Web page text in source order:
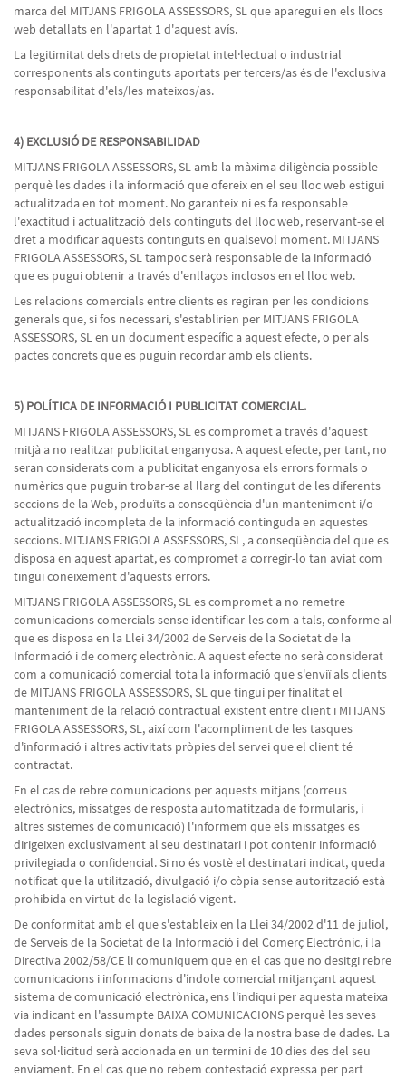
marca del MITJANS FRIGOLA ASSESSORS, SL que aparegui en els llocs
web detallats en l'apartat 1 d'aquest avís.
La legitimitat dels drets de propietat intel·lectual o industrial
corresponents als continguts aportats per tercers/as és de l'exclusiva
responsabilitat d'els/les mateixos/as.
4) EXCLUSIÓ DE RESPONSABILIDAD
MITJANS FRIGOLA ASSESSORS, SL amb la màxima diligència possible
perquè les dades i la informació que ofereix en el seu lloc web estigui
actualitzada en tot moment. No garanteix ni es fa responsable
l'exactitud i actualització dels continguts del lloc web, reservant-se el
dret a modificar aquests continguts en qualsevol moment. MITJANS
FRIGOLA ASSESSORS, SL tampoc serà responsable de la informació
que es pugui obtenir a través d'enllaços inclosos en el lloc web.
Les relacions comercials entre clients es regiran per les condicions
generals que, si fos necessari, s'establirien per MITJANS FRIGOLA
ASSESSORS, SL en un document específic a aquest efecte, o per als
pactes concrets que es puguin recordar amb els clients.
5) POLÍTICA DE INFORMACIÓ I PUBLICITAT COMERCIAL.
MITJANS FRIGOLA ASSESSORS, SL es compromet a través d'aquest
mitjà a no realitzar publicitat enganyosa. A aquest efecte, per tant, no
seran considerats com a publicitat enganyosa els errors formals o
numèrics que puguin trobar-se al llarg del contingut de les diferents
seccions de la Web, produïts a conseqüència d'un manteniment i/o
actualització incompleta de la informació continguda en aquestes
seccions. MITJANS FRIGOLA ASSESSORS, SL, a conseqüència del que es
disposa en aquest apartat, es compromet a corregir-lo tan aviat com
tingui coneixement d'aquests errors.
MITJANS FRIGOLA ASSESSORS, SL es compromet a no remetre
comunicacions comercials sense identificar-les com a tals, conforme al
que es disposa en la Llei 34/2002 de Serveis de la Societat de la
Informació i de comerç electrònic. A aquest efecte no serà considerat
com a comunicació comercial tota la informació que s'enviï als clients
de MITJANS FRIGOLA ASSESSORS, SL que tingui per finalitat el
manteniment de la relació contractual existent entre client i MITJANS
FRIGOLA ASSESSORS, SL, així com l'acompliment de les tasques
d'informació i altres activitats pròpies del servei que el client té
contractat.
En el cas de rebre comunicacions per aquests mitjans (correus
electrònics, missatges de resposta automatitzada de formularis, i
altres sistemes de comunicació) l'informem que els missatges es
dirigeixen exclusivament al seu destinatari i pot contenir informació
privilegiada o confidencial. Si no és vostè el destinatari indicat, queda
notificat que la utilització, divulgació i/o còpia sense autorització està
prohibida en virtut de la legislació vigent.
De conformitat amb el que s'estableix en la Llei 34/2002 d'11 de juliol,
de Serveis de la Societat de la Informació i del Comerç Electrònic, i la
Directiva 2002/58/CE li comuniquem que en el cas que no desitgi rebre
comunicacions i informacions d'índole comercial mitjançant aquest
sistema de comunicació electrònica, ens l'indiqui per aquesta mateixa
via indicant en l'assumpte BAIXA COMUNICACIONS perquè les seves
dades personals siguin donats de baixa de la nostra base de dades. La
seva sol·licitud serà accionada en un termini de 10 dies des del seu
enviament. En el cas que no rebem contestació expressa per part